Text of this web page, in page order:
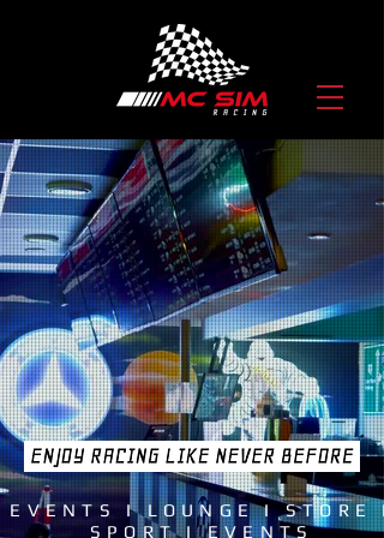
EVENTS I LOUNGE I STORE I
SPORT I EVENTS